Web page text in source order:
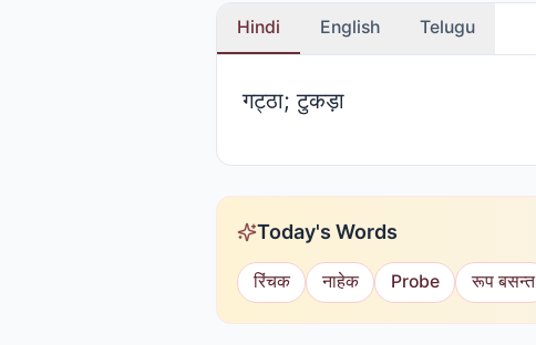
Hindi English Telugu
गट्ठा; टुकड़ा
Today's Words
रिंचक नाहेक Probe रूप बसन्त